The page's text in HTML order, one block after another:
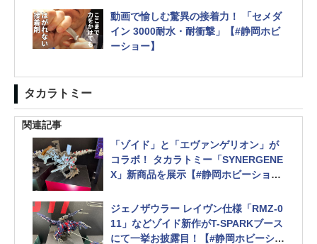
動画で愉しむ驚異の接着力！ 「セメダ
イン 3000耐水・耐衝撃」【#静岡ホビ
ーショー】
タカラトミー
関連記事
「ゾイド」と「エヴァンゲリオン」が
コラボ！ タカラトミー「SYNERGENE
X」新商品を展示【#静岡ホビーショ
ジェノザウラー レイヴン仕様「RMZ-0
11」などゾイド新作がT-SPARKブース
にて一挙お披露目！【#静岡ホビーショ